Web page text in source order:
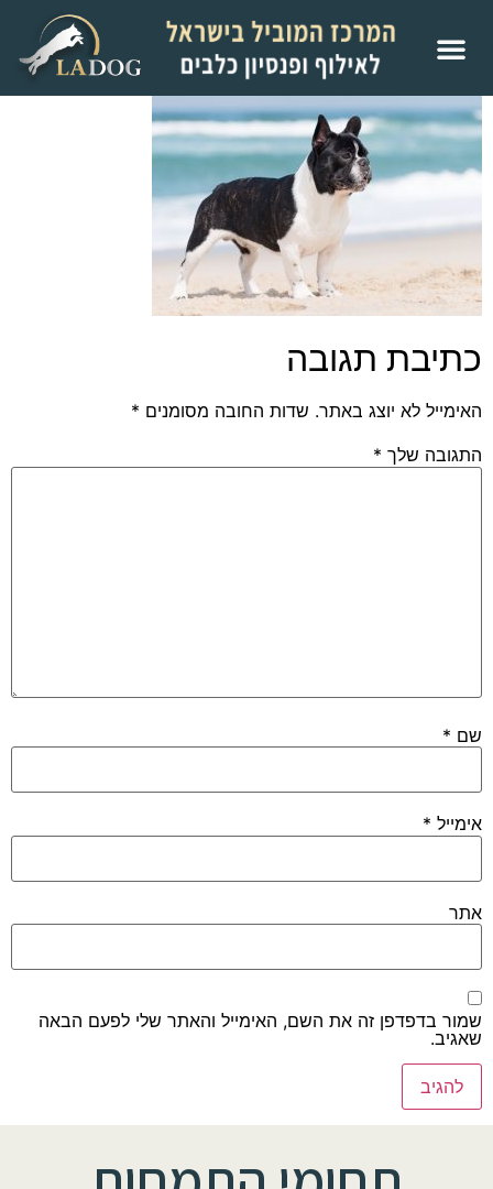
כתיבת תגובה
האימייל לא יוצג באתר. שדות החובה מסומנים *
התגובה שלך *
שם *
אימייל *
אתר
שמור בדפדפן זה את השם, האימייל והאתר שלי לפעם הבאה
שאגיב.